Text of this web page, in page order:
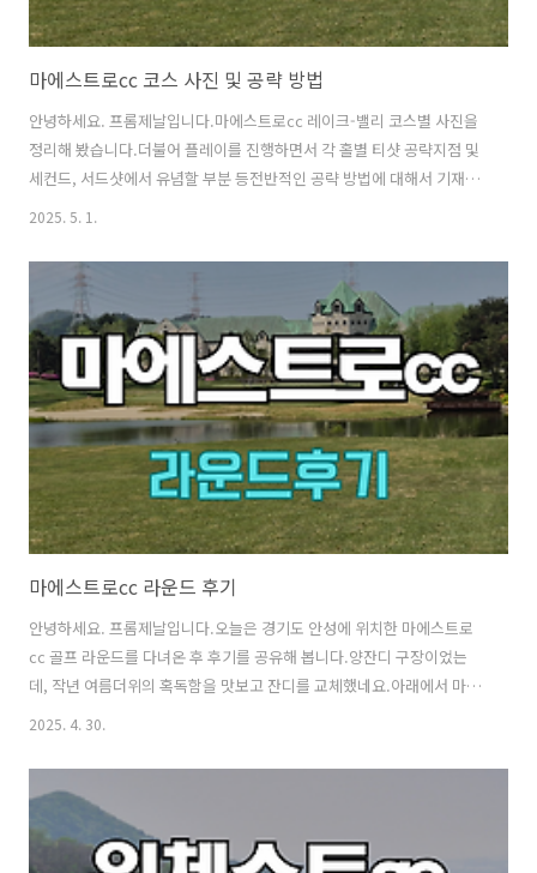
마에스트로cc 코스 사진 및 공략 방법
안녕하세요. 프롬제날입니다.마에스트로cc 레이크-밸리 코스별 사진을
정리해 봤습니다.더불어 플레이를 진행하면서 각 홀별 티샷 공략지점 및
세컨드, 서드샷에서 유념할 부분 등전반적인 공략 방법에 대해서 기재해
보겠습니다. ​​ [ 골퍼 정보 ] - 40대 중반 남자 - 핸디 : +11 - 구질 : 드로우 -
잉구역 : 화이트티 코스 사진 및 공략 지점 레이크 코스로 시작합니다. 레
이크 코스 1번 홀 / Par4 좌측벙커 우측 끝 방향 에이밍.벙커 빠지는 거리
260미터. 세컨샷 지점. 레이크 코스 2번 홀 / Par4 벙커 넘기는 캐리거리
220미터.에이밍 포인트는 아주 넓어서 거리에 맞게 ..
2025. 5. 1.
마에스트로cc 라운드 후기
안녕하세요. 프롬제날입니다.오늘은 경기도 안성에 위치한 마에스트로
cc 골프 라운드를 다녀온 후 후기를 공유해 봅니다.양잔디 구장이었는
데, 작년 여름더위의 혹독함을 맛보고 잔디를 교체했네요.아래에서 마에
스트로cc 라운드 후기와 홀별 상황에 대해서 간략하게 정리해 보겠습니
년 4월 28일 - Tee off time 06:45 - 그린피 12만 - 카트비 9만 (2.25만/
인) - 캐디피 15만 (3.75만/인) -> 인당 18만 상태 제각각티잉구역 상태
매트티샷은 없어요.잔디상태가 좋은 홀은 한두 홀 정도.대부분의 홀은 관
리가 더 필요한 상태, 평탄화 상태는 좋습니다. Bad코스(페어웨이 및 러
2025. 4. 30.